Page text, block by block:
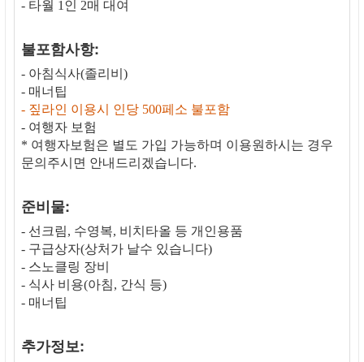
- 타월 1인 2매 대여
불포함사항:
- 아침식사(졸리비)
- 매너팁
- 짚라인 이용시 인당 500페소 불포함
- 여행자 보험
* 여행자보험은 별도 가입 가능하며 이용원하시는 경우
문의주시면 안내드리겠습니다.
준비물:
- 선크림, 수영복, 비치타올 등 개인용품
- 구급상자(상처가 날수 있습니다)
- 스노클링 장비
- 식사 비용(아침, 간식 등)
- 매너팁
추가정보: